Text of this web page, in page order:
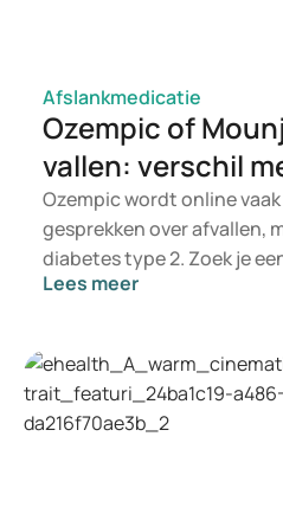
Afslankmedicatie
Ozempic of
vallen: verschil
Ozempic wordt online
gesprekken over afvallen,
diabetes type 2. Zoek je
gewichtsbeheersing, dan
van je gezondheid, BMI en
Lees meer